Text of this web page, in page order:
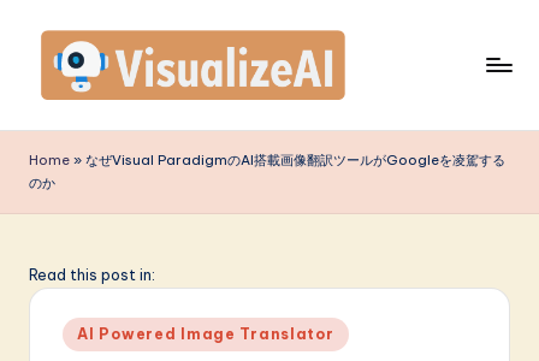
content
is
u
li
Home » なぜVisual ParadigmのAI搭載画像翻訳ツールがGoogleを凌駕する
のか
Read this post in:
Posted
in
AI Powered Image Translator